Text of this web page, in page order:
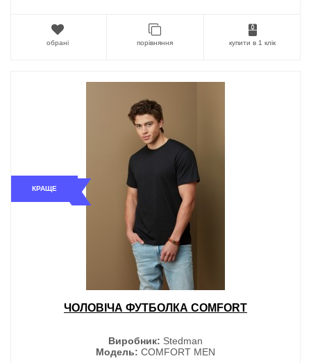
обрані порівняння купити в 1 клік
КРАЩЕ
ЧОЛОВІЧА ФУТБОЛКА COMFORT
Виробник: Stedman
Модель: COMFORT MEN